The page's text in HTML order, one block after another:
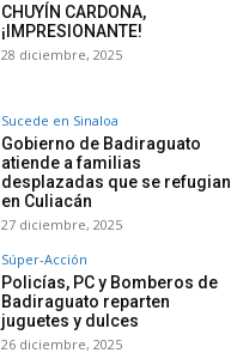
CHUYÍN CARDONA,
¡IMPRESIONANTE!
28 diciembre, 2025
Sucede en Sinaloa
Gobierno de Badiraguato
atiende a familias
desplazadas que se refugian
en Culiacán
27 diciembre, 2025
Súper-Acción
Policías, PC y Bomberos de
Badiraguato reparten
juguetes y dulces
26 diciembre, 2025